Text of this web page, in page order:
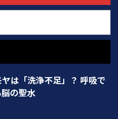
は「洗浄不足」？ 呼吸で
の聖水